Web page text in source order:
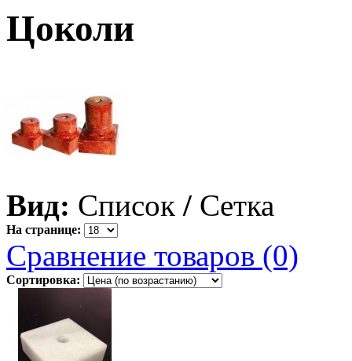
Цоколи
Вид: Список / Сетка
На странице:
Сравнение товаров (0)
Сортировка: